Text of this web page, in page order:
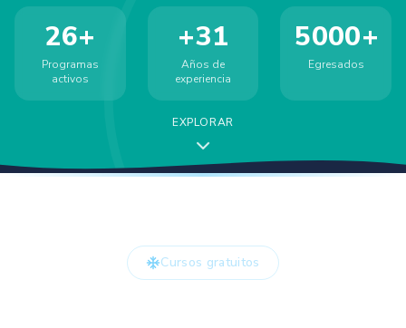
26+
Programas
activos
+31
Años de
experiencia
5000+
Egresados
EXPLORAR
Cursos gratuitos